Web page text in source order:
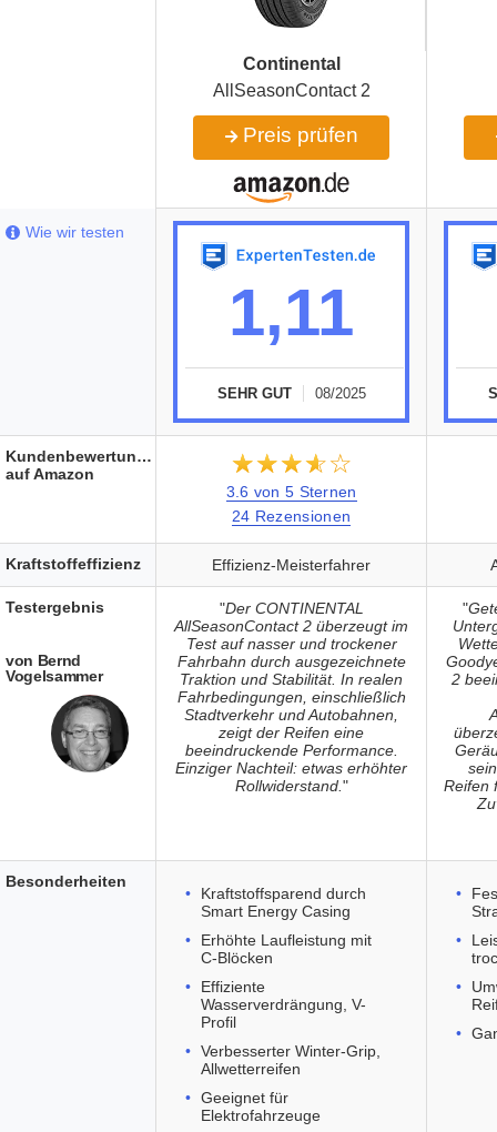
Continental
AllSeasonContact 2
Preis prüfen
1,11
SEHR GUT 08/2025
★★★★★
☆☆☆☆☆
3.6 von 5 Sternen
24 Rezensionen
Effizienz-Meisterfahrer
"Der CONTINENTAL
AllSeasonContact 2 überzeugt im
Test auf nasser und trockener
Fahrbahn durch ausgezeichnete
Traktion und Stabilität. In realen
Fahrbedingungen, einschließlich
Stadtverkehr und Autobahnen,
zeigt der Reifen eine
beeindruckende Performance.
Einziger Nachteil: etwas erhöhter
Rollwiderstand."
"
2
Reifen
Kraftstoffsparend durch
Smart Energy Casing
Erhöhte Laufleistung mit
C-Blöcken
Effiziente
Wasserverdrängung, V-
Profil
Verbesserter Winter-Grip,
Allwetterreifen
Geeignet für
Elektrofahrzeuge
Wie wir testen
Kundenbewertungen
auf Amazon
Kraftstoffeffizienz
Testergebnis
von Bernd
Vogelsammer
Besonderheiten